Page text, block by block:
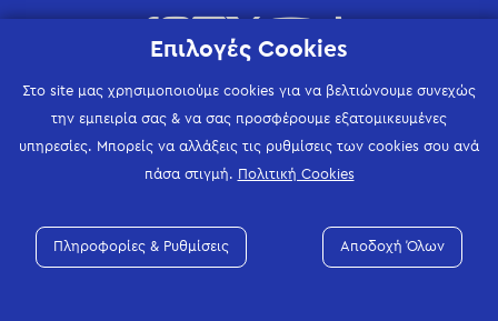
Επιλογές Cookies
Στο site μας χρησιμοποιούμε cookies για να βελτιώνουμε συνεχώς
την εμπειρία σας & να σας προσφέρουμε εξατομικευμένες
υπηρεσίες. Μπορείς να αλλάξεις τις ρυθμίσεις των cookies σου ανά
πάσα στιγμή. Πολιτική Cookies
Πληροφορίες & Ρυθμίσεις Αποδοχή Όλων